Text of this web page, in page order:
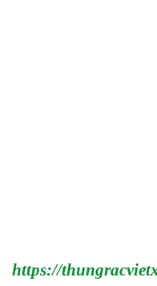
https://